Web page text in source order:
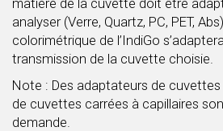
matière de la cuvette doit être
analyser (Verre, Quartz, PC, PET,
colorimétrique de l’IndiGo
transmission de la cuvette choisie.
Note : Des adaptateurs de
de cuvettes carrées à capillaires
demande.